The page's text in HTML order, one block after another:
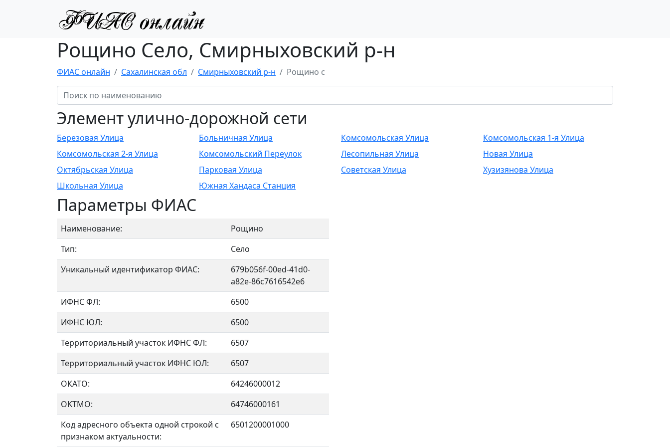
Рощино Село, Смирныховский р-н
ФИАС онлайн Сахалинская обл Смирныховский р-н Рощино с
Элемент улично-дорожной сети
Березовая Улица Больничная Улица Комсомольская Улица
Комсомольская 1-я Улица
Комсомольская 2-я Улица
Комсомольский Переулок Лесопильная Улица
Новая Улица
Октябрьская Улица
Парковая Улица Советская Улица
Хузизянова Улица
Школьная Улица
Южная Хандаса Станция
Параметры ФИАС
Наименование:
Рощино
Тип:
Село
Уникальный идентификатор ФИАС:
679b056f-00ed-41d0-
a82e-86c7616542e6
ИФНС ФЛ:
6500
ИФНС ЮЛ:
6500
Территориальный участок ИФНС ФЛ:
6507
Территориальный участок ИФНС ЮЛ:
6507
ОКАТО:
64246000012
OKTMO:
64746000161
Код адресного объекта одной строкой с
признаком актуальности:
6501200001000